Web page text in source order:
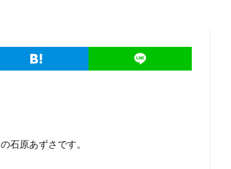
石原あずさです。